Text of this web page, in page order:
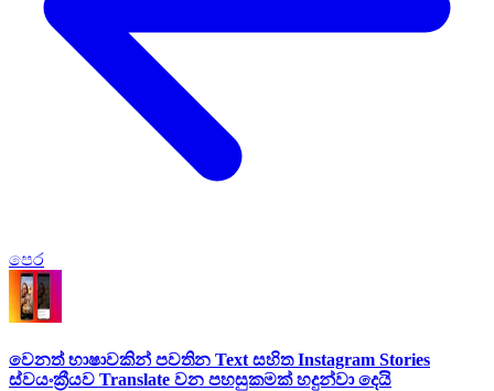
පෙර
වෙනත් භාෂාවකින් පවතින Text සහිත Instagram Stories
ස්වයංක්‍රීයව Translate වන පහසුකමක් හදුන්වා දෙයි